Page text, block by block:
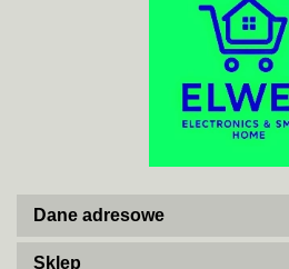
ADATA
Dane adresowe
Sklep